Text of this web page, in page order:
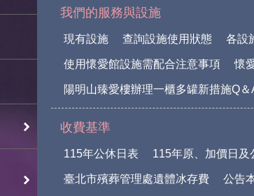
我們的服務與設施
現有設施 查詢設施使用狀態 各設
使用懷愛館設施需配合注意事項 懷
陽明山臻愛樓辦理一櫃多罐新措施Q＆
收費基準
115年公休日表 115年原、加價日及
臺北市殯葬管理處遺體冰存費 公告